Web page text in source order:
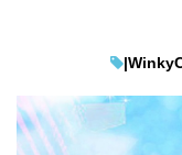
EduTech
IT Times
|